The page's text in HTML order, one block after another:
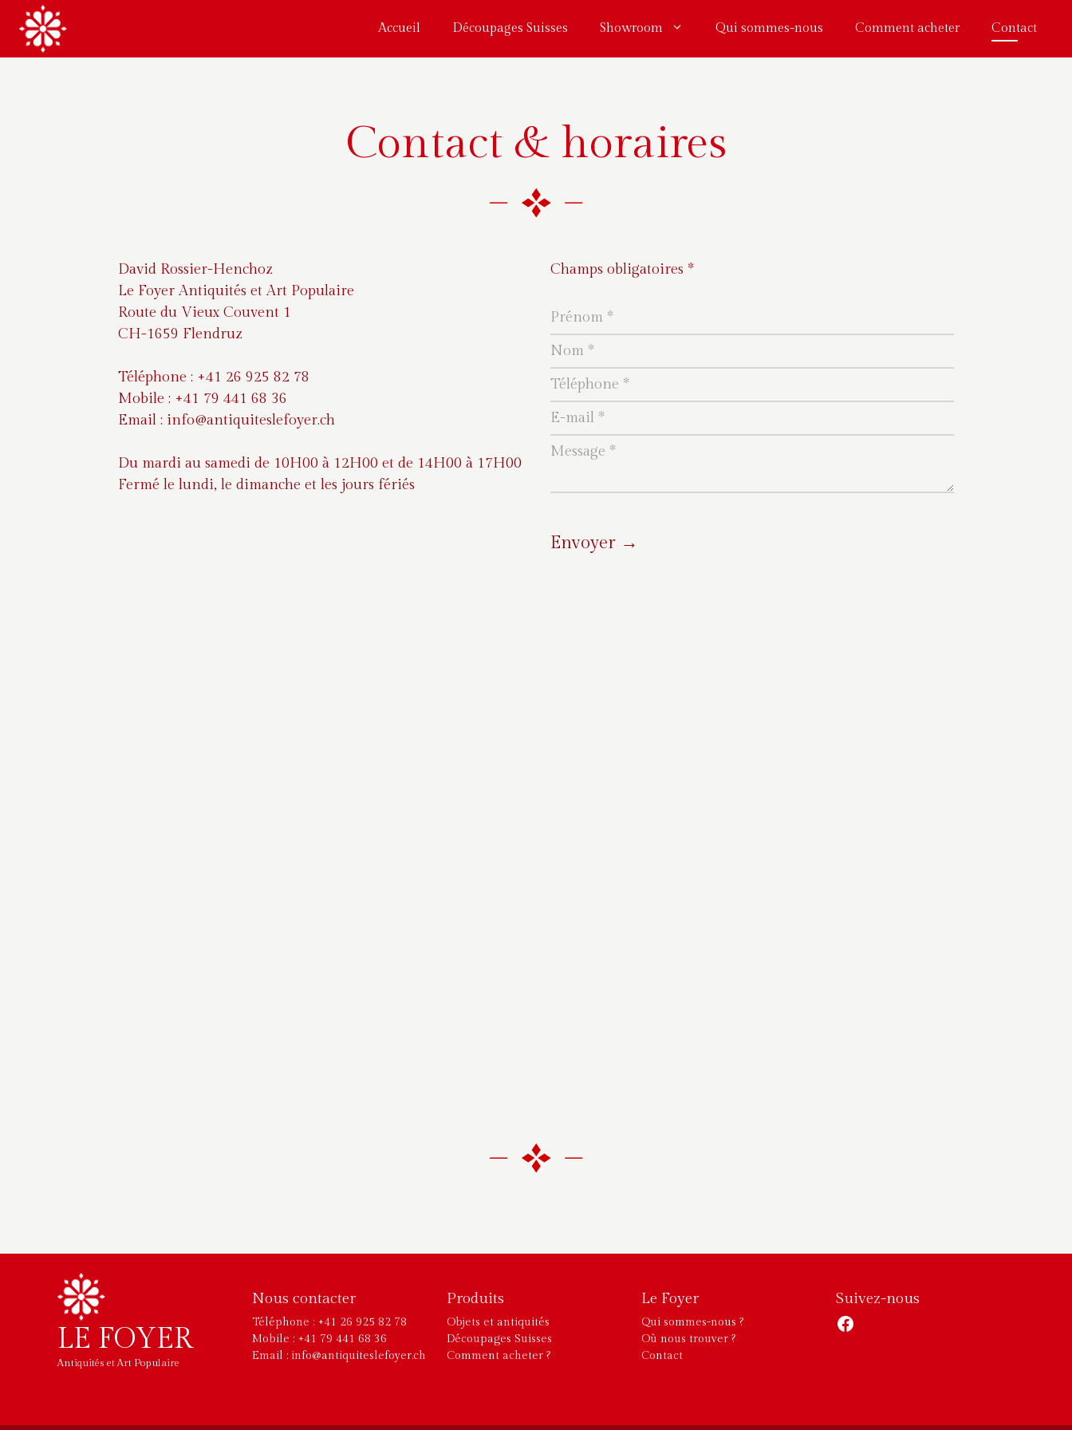
Aller
contenu
Accueil Découpages Suisses Showroom Qui sommes-nous Comment acheter Contact
Contact & horaires
David Rossier-Henchoz
Le Foyer Antiquités et Art Populaire
Route du Vieux Couvent 1
CH-1659 Flendruz
Téléphone : +41 26 925 82 78
Mobile : +41 79 441 68 36
Email : info@antiquiteslefoyer.ch
Du mardi au samedi de 10H00 à 12H00 et de 14H00 à 17H00
Fermé le lundi, le dimanche et les jours fériés
Champs obligatoires *
Envoyer →
LE FOYER
Antiquités et Art Populaire
Nous contacter
Téléphone : +41 26 925 82 78
Mobile : +41 79 441 68 36
Email : info@antiquiteslefoyer.ch
Produits
Objets et antiquités
Découpages Suisses
Comment acheter ?
Le Foyer
Qui sommes-nous ?
Où nous trouver ?
Contact
Suivez-nous
Facebook